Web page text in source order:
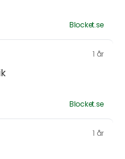
Blocket.se
1 år
Blocket.se
1 år